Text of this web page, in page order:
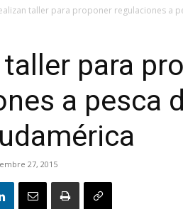
taller para proponer regulaciones a
taller para
a pesca
27, 2015